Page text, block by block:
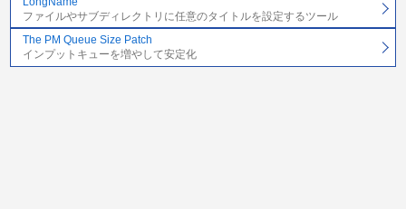
ファイルやサブディレクトリに任意のタイトルを設定するツール
The PM Queue Size Patch
インプットキューを増やして安定化